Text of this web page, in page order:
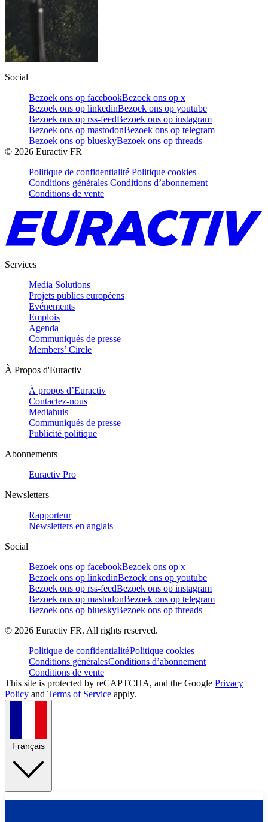
Social
Bezoek ons op facebookBezoek ons op x
Bezoek ons op linkedinBezoek ons op youtube
Bezoek ons op rss-feedBezoek ons op instagram
Bezoek ons op mastodonBezoek ons op telegram
Bezoek ons op blueskyBezoek ons op threads
© 2026 Euractiv FR
Politique de confidentialité Politique cookies
Conditions générales Conditions d’abonnement
Conditions de vente
Services
Media Solutions
Projets publics européens
Evénements
Emplois
Agenda
Communiqués de presse
Members’ Circle
À Propos d'Euractiv
À propos d’Euractiv
Contactez-nous
Mediahuis
Communiqués de presse
Publicité politique
Abonnements
Euractiv Pro
Newsletters
Rapporteur
Newsletters en anglais
Social
Bezoek ons op facebookBezoek ons op x
Bezoek ons op linkedinBezoek ons op youtube
Bezoek ons op rss-feedBezoek ons op instagram
Bezoek ons op mastodonBezoek ons op telegram
Bezoek ons op blueskyBezoek ons op threads
© 2026 Euractiv FR. All rights reserved.
Politique de confidentialitéPolitique cookies
Conditions généralesConditions d’abonnement
Conditions de vente
This site is protected by reCAPTCHA, and the Google Privacy
Policy and Terms of Service apply.
Français